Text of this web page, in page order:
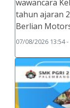
wawancara
tahun ajaran
Berlian
07/08/2026 13:54